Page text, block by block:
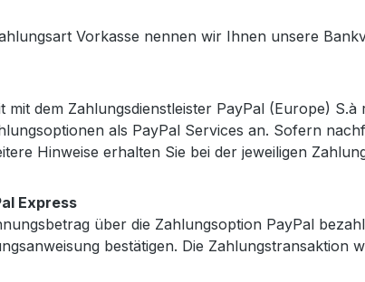
Vorkasse nennen wir Ihnen unsere
mit dem Zahlungsdienstleister PayPal (Europe)
als PayPal Services an. Sofern
Hinweise erhalten Sie bei der jeweiligen
Express
über die Zahlungsoption PayPal
bestätigen. Die